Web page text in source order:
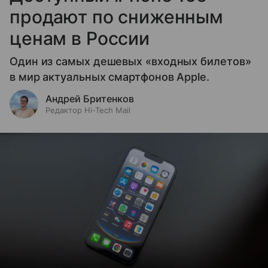
продают по сниженным
ценам в России
Один из самых дешевых «входных билетов»
в мир актуальных смартфонов Apple.
Андрей Бритенков
Редактор Hi-Tech Mail